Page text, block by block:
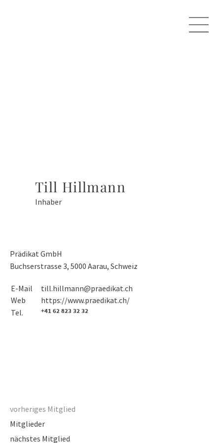
Till Hillmann
Inhaber
Prädikat GmbH
Buchserstrasse 3, 5000 Aarau, Schweiz
Tel.
E-Mail
Web
+41 62 823 32 32
till.hillmann@praedikat.ch
https://www.praedikat.ch/
vorheriges Mitglied
Mitglieder
nächstes Mitglied